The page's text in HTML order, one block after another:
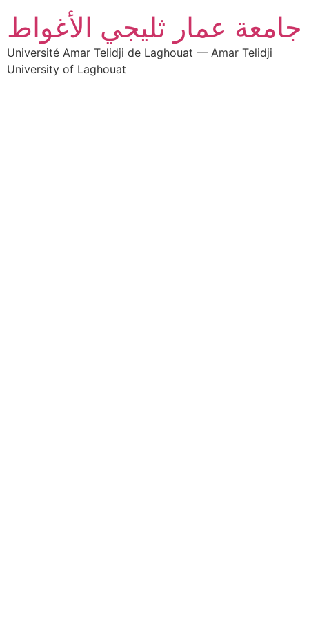
جامعة عمار ثليجي الأغواط
Université Amar Telidji de Laghouat — Amar Telidji
University of Laghouat